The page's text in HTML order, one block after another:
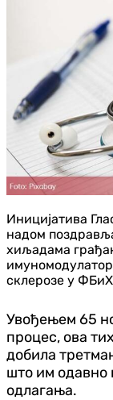
Иницијатива
надом
хиљадама
склерозе у
Увођењем 65
процес, ова
добила
што им одавно
одлагања.